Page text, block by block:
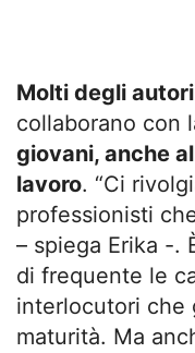
Molti degli
collaborano con
giovani, anche
lavoro. “Ci
professionisti
– spiega Erika -.
di frequente le
interlocutori che
maturità. Ma